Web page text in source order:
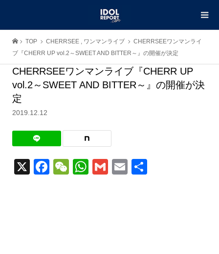
TOP CHERRSEE , ワンマンライブ
CHERRSEEワンマンライ
ブ『CHERR UP vol.2～SWEET AND BITTER～』の開催が決定
CHERRSEEワンマンライブ『CHERR UP
vol.2～SWEET AND BITTER～』の開催が決
定
2019.12.12
X Facebook
WeChat
WhatsApp
GmailEmail